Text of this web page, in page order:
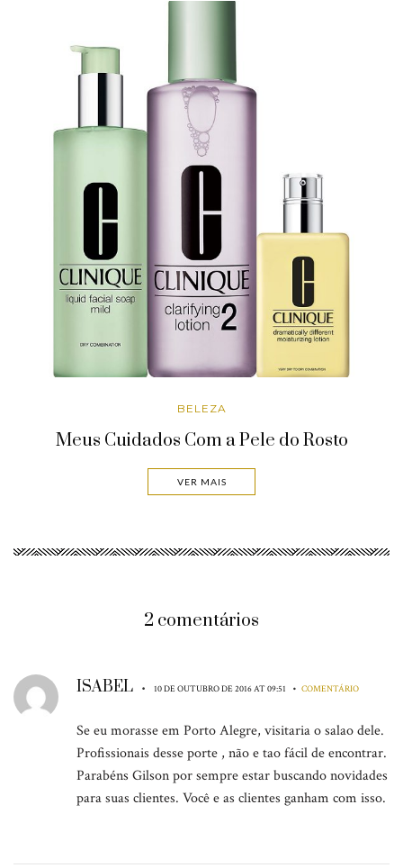
BELEZA
Meus Cuidados Com a Pele do Rosto
VER MAIS
2 comentários
ISABEL • 10 DE OUTUBRO DE 2016 AT 09:51 • COMENTÁRIO
Se eu morasse em Porto Alegre, visitaria o salao dele.
Profissionais desse porte , não e tao fácil de encontrar.
Parabéns Gilson por sempre estar buscando novidades
para suas clientes. Você e as clientes ganham com isso.